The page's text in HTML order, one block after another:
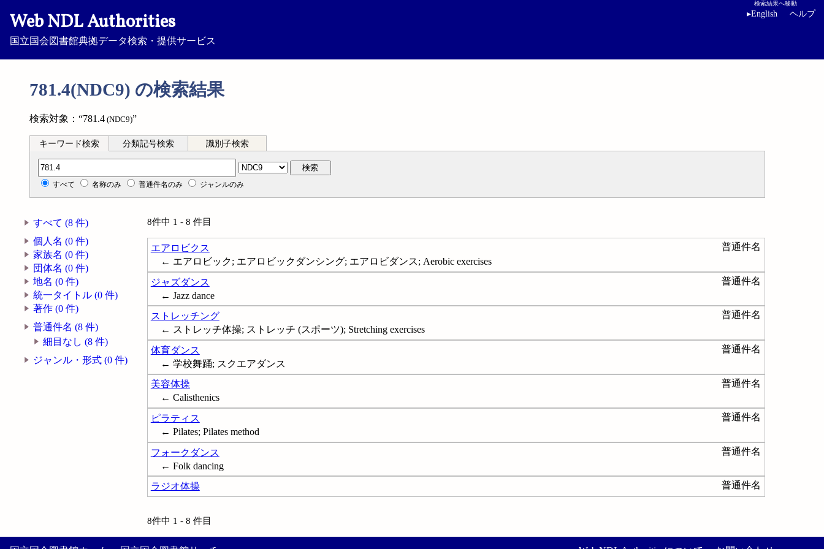
Web NDL Authorities
国立国会図書館典拠データ検索・提供サービス
検索結果へ移動
▸English ヘルプ
781.4(NDC9) の検索結果
検索対象：“781.4 (NDC9)”
キーワード検索 分類記号検索 識別子検索
分類記号検索 検索
すべて 名称のみ 普通件名のみ ジャンルのみ
すべて (8 件)
個人名 (0 件)
家族名 (0 件)
団体名 (0 件)
地名 (0 件)
統一タイトル (0 件)
著作 (0 件)
普通件名 (8 件)
細目なし (8 件)
ジャンル・形式 (0 件)
8件中 1 - 8 件目
エアロビクス
普通件名
← エアロビック; エアロビックダンシング; エアロビダンス; Aerobic exercises
ジャズダンス
普通件名
← Jazz dance
ストレッチング
普通件名
← ストレッチ体操; ストレッチ (スポーツ); Stretching exercises
体育ダンス
普通件名
← 学校舞踊; スクエアダンス
美容体操
普通件名
← Calisthenics
ピラティス
普通件名
← Pilates; Pilates method
フォークダンス
普通件名
← Folk dancing
ラジオ体操
普通件名
8件中 1 - 8 件目